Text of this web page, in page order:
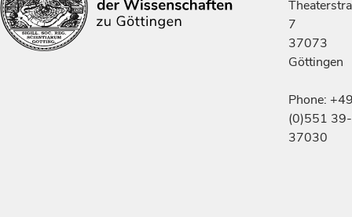
7
37073
Göttingen
Phone:
(0)551 39-
37030